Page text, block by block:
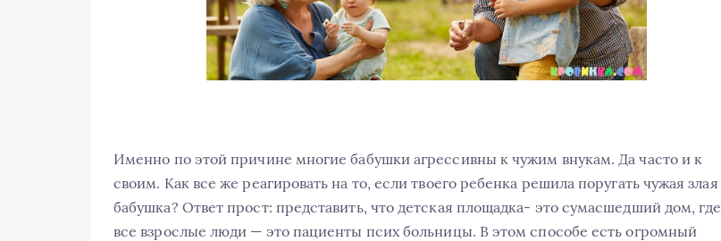
Именно по этой причине многие бабушки агрессивны к чужим внукам. Да часто и к
своим. Как все же реагировать на то, если твоего ребенка решила поругать чужая злая
бабушка? Ответ прост: представить, что детская площадка- это сумасшедший дом, где
все взрослые люди — это пациенты псих больницы. В этом способе есть огромный